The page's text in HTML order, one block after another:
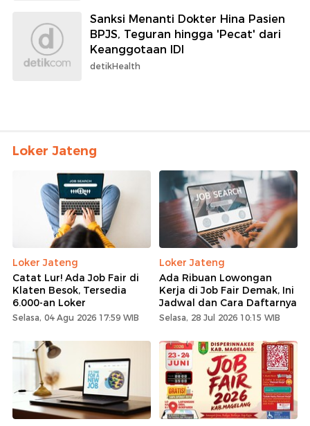
Sanksi Menanti Dokter Hina Pasien
BPJS, Teguran hingga 'Pecat' dari
Keanggotaan IDI
detikHealth
Loker Jateng
Loker Jateng
Catat Lur! Ada Job Fair di
Klaten Besok, Tersedia
6.000-an Loker
Selasa, 04 Agu 2026 17:59 WIB
Loker Jateng
Ada Ribuan Lowongan
Kerja di Job Fair Demak, Ini
Jadwal dan Cara Daftarnya
Selasa, 28 Jul 2026 10:15 WIB